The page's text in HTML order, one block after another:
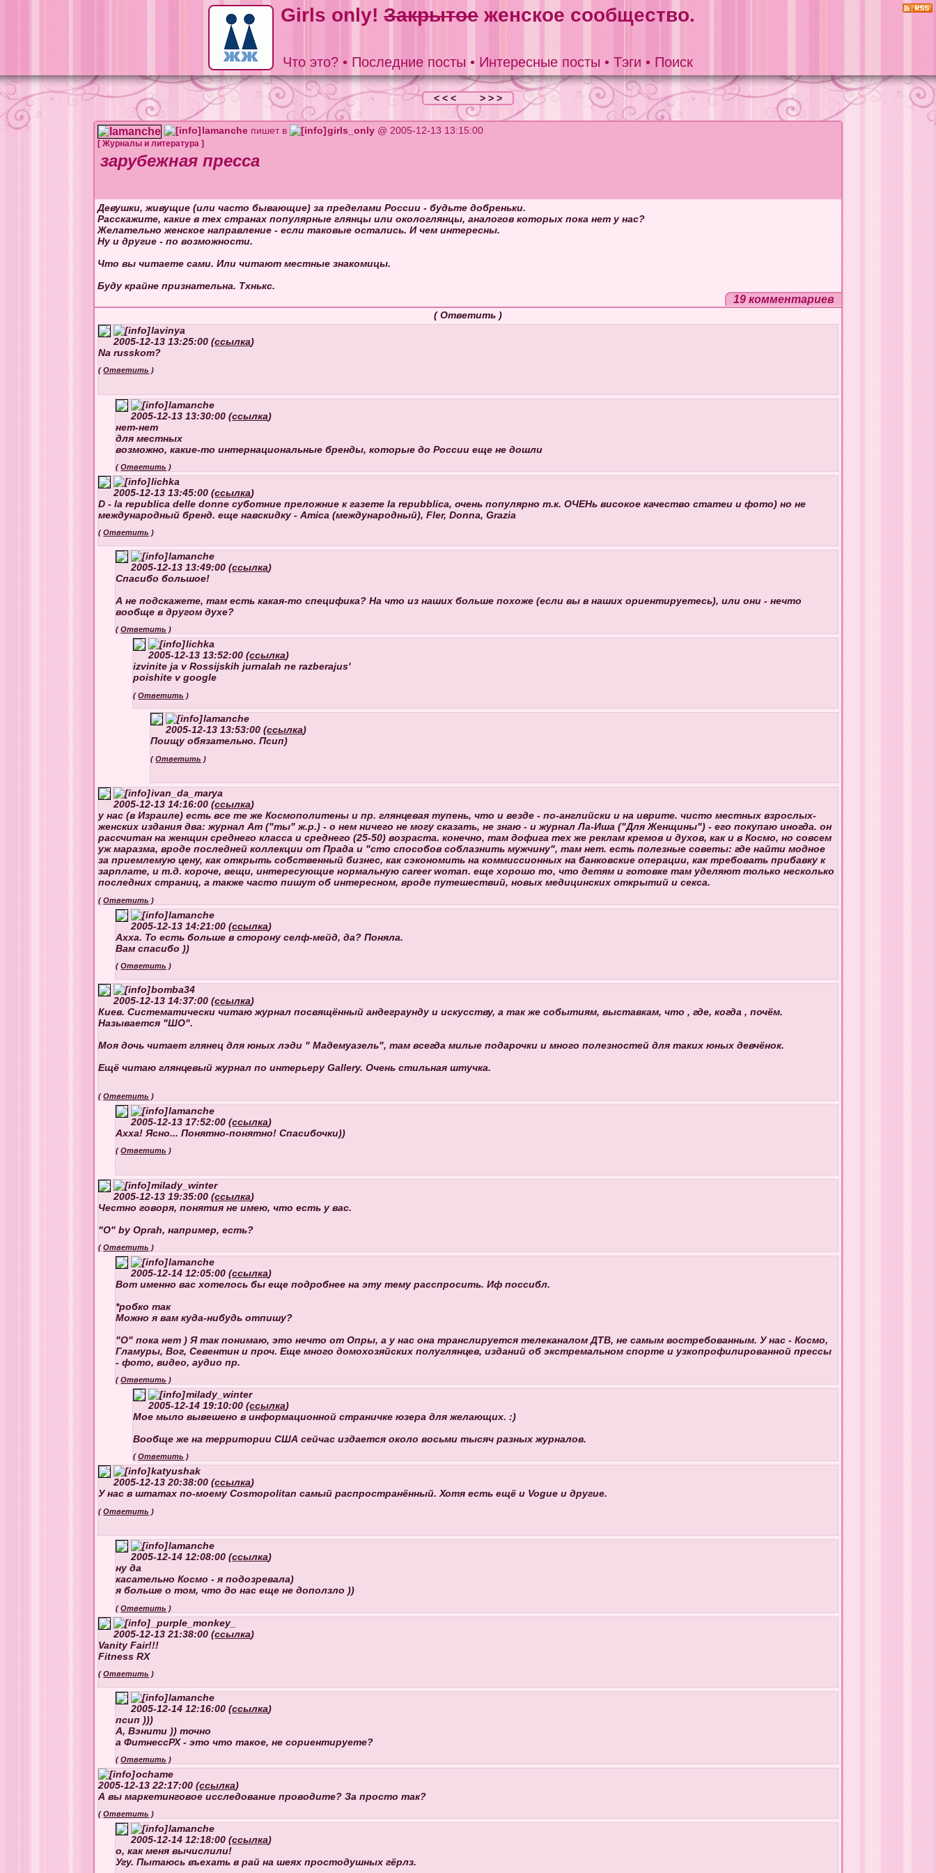
Girls only! Закрытое женское сообщество.
Что это? • Последние посты • Интересные посты • Тэги • Поиск
< < < > > >
lamanche пишет в girls_only @ 2005-12-13 13:15:00
[Журналы и литература ]
зарубежная пресса
Девушки, живущие (или часто бывающие) за пределами России - будьте добреньки.
Расскажите, какие в тех странах популярные глянцы или окологлянцы, аналогов которых пока нет у нас?
Желательно женское направление - если таковые остались. И чем интересны.
Ну и другие - по возможности.
Что вы читаете сами. Или читают местные знакомицы.
Буду крайне признательна. Тхнькс.
19 комментариев
(Ответить )
lavinya
2005-12-13 13:25:00 (ссылка)
Na russkom?
(Ответить )
lamanche
2005-12-13 13:30:00 (ссылка)
нет-нет
для местных
возможно, какие-то интернациональные бренды, которые до России еще не дошли
(Ответить )
lichka
2005-12-13 13:45:00 (ссылка)
D - la republica delle donne суботние преложние к газете la repubblica, очень популярно т.к. ОЧЕНь високое качество статеи и фото) но не
международный бренд. еще навскидку - Amica (международный), Fler, Donna, Grazia
(Ответить )
lamanche
2005-12-13 13:49:00 (ссылка)
Спасибо большое!
А не подскажете, там есть какая-то специфика? На что из наших больше похоже (если вы в наших ориентируетесь), или они - нечто
вообще в другом духе?
(Ответить )
lichka
2005-12-13 13:52:00 (ссылка)
izvinite ja v Rossijskih jurnalah ne razberajus'
poishite v google
(Ответить )
lamanche
2005-12-13 13:53:00 (ссылка)
Поищу обязательно. Псип)
(Ответить )
ivan_da_marya
2005-12-13 14:16:00 (ссылка)
у нас (в Израиле) есть все те же Космополитены и пр. глянцевая тупень, что и везде - по-английски и на иврите. чисто местных взрослых-
женских издания два: журнал Ат ("ты" ж.р.) - о нем ничего не могу сказать, не знаю - и журнал Ла-Иша ("Для Женщины") - его покупаю иногда. он
рассчитан на женщин среднего класса и среднего (25-50) возраста. конечно, там дофига тех же реклам кремов и духов, как и в Космо, но совсем
уж маразма, вроде последней коллекции от Прада и "сто способов соблазнить мужчину", там нет. есть полезные советы: где найти модное
за приемлемую цену, как открыть собственный бизнес, как сэкономить на коммиссионных на банковские операции, как требовать прибавку к
зарплате, и т.д. короче, вещи, интересующие нормальную career woman. еще хорошо то, что детям и готовке там уделяют только несколько
последних страниц, а также часто пишут об интересном, вроде путешествий, новых медицинских открытий и секса.
(Ответить )
lamanche
2005-12-13 14:21:00 (ссылка)
Ахха. То есть больше в сторону селф-мейд, да? Поняла.
Вам спасибо ))
(Ответить )
bomba34
2005-12-13 14:37:00 (ссылка)
Киев. Систематически читаю журнал посвящённый андеграунду и искусству, а так же событиям, выставкам, что , где, когда , почём.
Называется "ШО".
Моя дочь читает глянец для юных лэди " Мадемуазель", там всегда милые подарочки и много полезностей для таких юных девчёнок.
Ещё читаю глянцевый журнал по интерьеру Gallery. Очень стильная штучка.
(Ответить )
lamanche
2005-12-13 17:52:00 (ссылка)
Ахха! Ясно... Понятно-понятно! Спасибочки))
(Ответить )
milady_winter
2005-12-13 19:35:00 (ссылка)
Честно говоря, понятия не имею, что есть у вас.
"O" by Oprah, например, есть?
(Ответить )
lamanche
2005-12-14 12:05:00 (ссылка)
Вот именно вас хотелось бы еще подробнее на эту тему расспросить. Иф поссибл.
*робко так
Можно я вам куда-нибудь отпишу?
"О" пока нет ) Я так понимаю, это нечто от Опры, а у нас она транслируется телеканалом ДТВ, не самым востребованным. У нас - Космо,
Гламуры, Вог, Севентин и проч. Еще много домохозяйских полуглянцев, изданий об экстремальном спорте и узкопрофилированной прессы
- фото, видео, аудио пр.
(Ответить )
milady_winter
2005-12-14 19:10:00 (ссылка)
Мое мыло вывешено в информационной страничке юзера для желающих. :)
Вообще же на территории США сейчас издается около восьми тысяч разных журналов.
(Ответить )
katyushak
2005-12-13 20:38:00 (ссылка)
У нас в штатах по-моему Cosmopolitan самый распространённый. Хотя есть ещё и Vogue и другие.
(Ответить )
lamanche
2005-12-14 12:08:00 (ссылка)
ну да
касательно Космо - я подозревала)
я больше о том, что до нас еще не доползло ))
(Ответить )
_purple_monkey_
2005-12-13 21:38:00 (ссылка)
Vanity Fair!!!
Fitness RX
(Ответить )
lamanche
2005-12-14 12:16:00 (ссылка)
псип )))
А, Вэнити )) точно
а ФитнессРХ - это что такое, не сориентируете?
(Ответить )
ochame
2005-12-13 22:17:00 (ссылка)
А вы маркетинговое исследование проводите? За просто так?
(Ответить )
lamanche
2005-12-14 12:18:00 (ссылка)
о, как меня вычислили!
Угу. Пытаюсь въехать в рай на шеях простодушных гёрлз.